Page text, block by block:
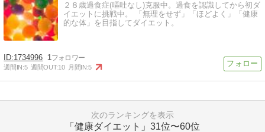
２８歳過食症(嘔吐なし)克服中。過食を認識してから初ダ
イエットに挑戦中。 「無理をせず」「ほどよく」「健康
的な体」を目指してダイエット。
1734996 1
週間IN:5 週間OUT:10 月間IN:5
次のランキングを表示
「健康ダイエット」 31位〜60位